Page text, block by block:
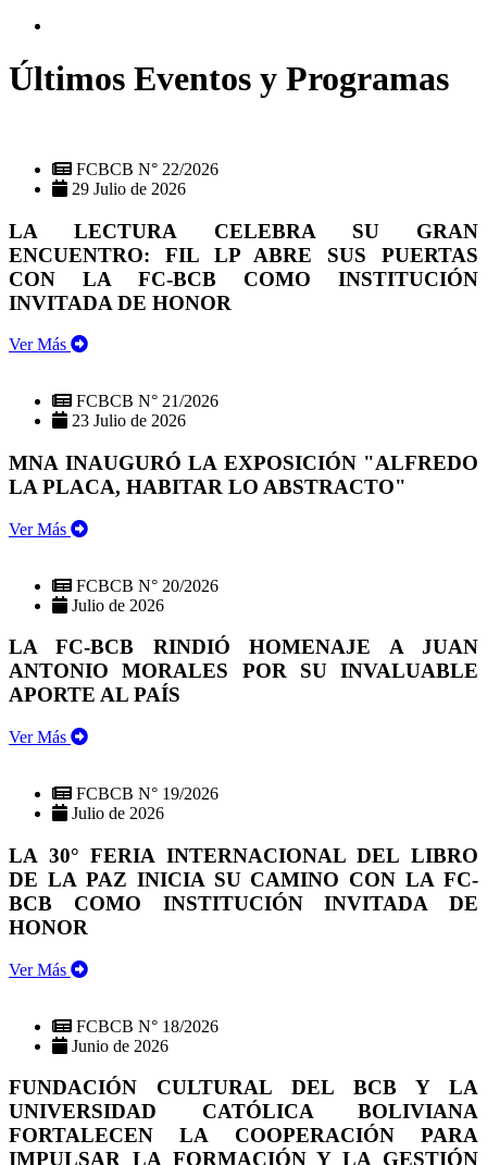
Últimos Eventos y Programas
FCBCB N° 22/2026
29 Julio de 2026
LA LECTURA CELEBRA SU GRAN
ENCUENTRO: FIL LP ABRE SUS PUERTAS
CON LA FC-BCB COMO INSTITUCIÓN
INVITADA DE HONOR
Ver Más
FCBCB N° 21/2026
23 Julio de 2026
MNA INAUGURÓ LA EXPOSICIÓN "ALFREDO
LA PLACA, HABITAR LO ABSTRACTO"
Ver Más
FCBCB N° 20/2026
Julio de 2026
LA FC-BCB RINDIÓ HOMENAJE A JUAN
ANTONIO MORALES POR SU INVALUABLE
APORTE AL PAÍS
Ver Más
FCBCB N° 19/2026
Julio de 2026
LA 30° FERIA INTERNACIONAL DEL LIBRO
DE LA PAZ INICIA SU CAMINO CON LA FC-
BCB COMO INSTITUCIÓN INVITADA DE
HONOR
Ver Más
FCBCB N° 18/2026
Junio de 2026
FUNDACIÓN CULTURAL DEL BCB Y LA
UNIVERSIDAD CATÓLICA BOLIVIANA
FORTALECEN LA COOPERACIÓN PARA
IMPULSAR LA FORMACIÓN Y LA GESTIÓN